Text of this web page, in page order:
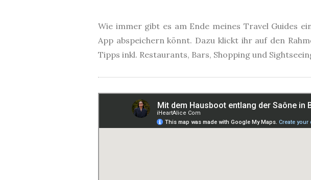
Wie immer gibt es am Ende meines Travel Guides
App abspeichern könnt. Dazu klickt ihr auf den
Tipps inkl. Restaurants, Bars, Shopping und